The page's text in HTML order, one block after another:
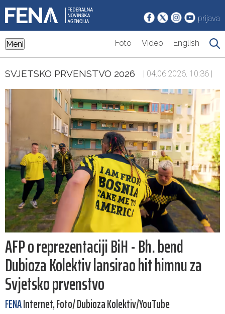
prijava
Meni Foto Video English
SVJETSKO PRVENSTVO 2026 | 04.06.2026. 10:36 |
AFP o reprezentaciji BiH - Bh. bend
Dubioza Kolektiv lansirao hit himnu za
Svjetsko prvenstvo
FENAInternet, Foto/ Dubioza Kolektiv/YouTube